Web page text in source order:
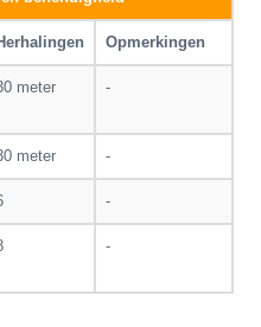
Opmerkingen
meter -
meter -
-
-